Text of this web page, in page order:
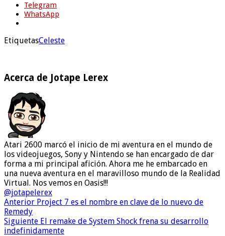
Telegram
WhatsApp
EtiquetasCeleste
Acerca de Jotape Lerex
Atari 2600 marcó el inicio de mi aventura en el mundo de
los videojuegos, Sony y Nintendo se han encargado de dar
forma a mi principal afición. Ahora me he embarcado en
una nueva aventura en el maravilloso mundo de la Realidad
Virtual. Nos vemos en Oasis!!!
@jotapelerex
Anterior Project 7 es el nombre en clave de lo nuevo de
Remedy
Siguiente El remake de System Shock frena su desarrollo
indefinidamente